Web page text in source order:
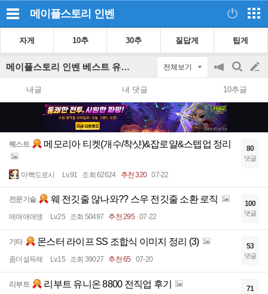
메이플스토리 인벤
자게 10추 30추 질답게 팁게
메이플스토리 인벤 베스트 유저 리포트 게시판 전체보기
공
지
on/off
검
색
글
쓰
내글 내 댓글 10추글
퀘스트 메모리아 티켓(개수/착샷)&잡로얄&스텝업 정리
마빡도로시 Lv.91 조회 62624 추천 320 07-22
80
댓글
전문기술 웨 전깃줄 않나와?? 스우 전깃줄 소환 로직
메애애애앵 Lv.25 조회 50497 추천 295 07-22
100
댓글
기타 몬스터 라이프 SS 조합식 이미지 정리 (3)
좀더설득해 Lv.15 조회 39027 추천 65 07-20
53
댓글
리부트 리부트 유니온 8800 전직업 후기 71